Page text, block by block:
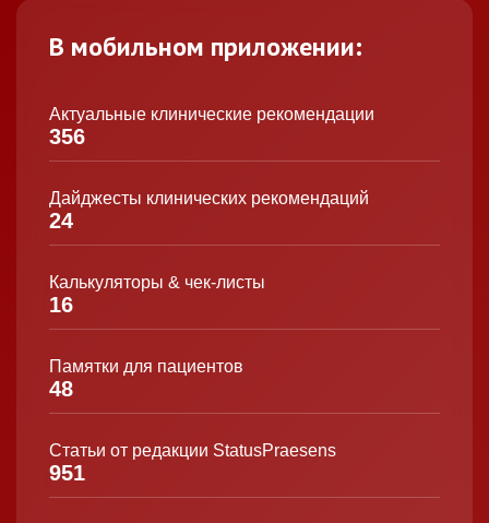
В мобильном приложении:
Актуальные клинические рекомендации
356
Дайджесты клинических рекомендаций
24
Калькуляторы & чек-листы
16
Памятки для пациентов
48
Статьи от редакции StatusPraesens
951